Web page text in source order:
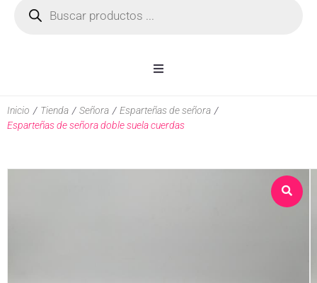
Inicio
Inicio / Tienda / Señora / Esparteñas de señora /
Esparteñas de señora doble suela cuerdas